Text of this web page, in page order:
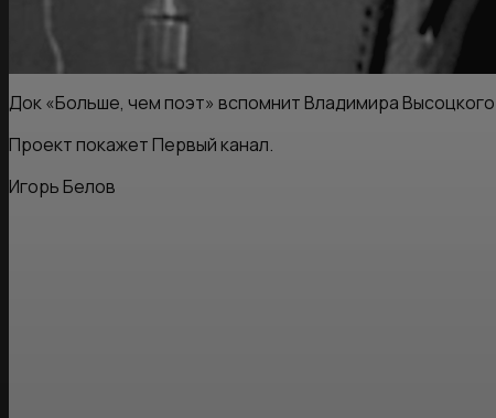
Док «Больше, чем поэт» вспомнит Владимира Высоцкого
Проект покажет Первый канал.
Игорь Белов